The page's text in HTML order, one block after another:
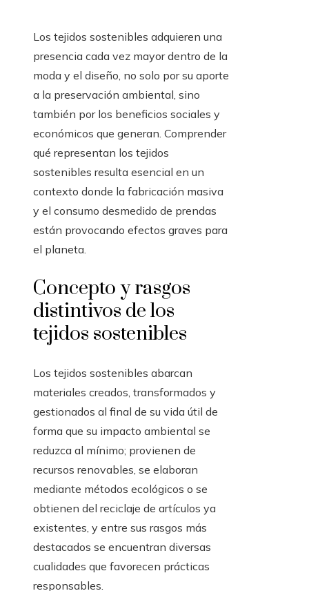
Los tejidos sostenibles adquieren una
presencia cada vez mayor dentro de la
moda y el diseño, no solo por su aporte
a la preservación ambiental, sino
también por los beneficios sociales y
económicos que generan. Comprender
qué representan los tejidos
sostenibles resulta esencial en un
contexto donde la fabricación masiva
y el consumo desmedido de prendas
están provocando efectos graves para
el planeta.
Concepto y rasgos
distintivos de los
tejidos sostenibles
Los tejidos sostenibles abarcan
materiales creados, transformados y
gestionados al final de su vida útil de
forma que su impacto ambiental se
reduzca al mínimo; provienen de
recursos renovables, se elaboran
mediante métodos ecológicos o se
obtienen del reciclaje de artículos ya
existentes, y entre sus rasgos más
destacados se encuentran diversas
cualidades que favorecen prácticas
responsables.